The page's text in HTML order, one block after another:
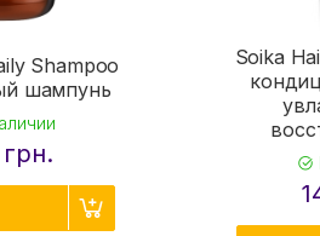
Shampoo
шампунь
Soika